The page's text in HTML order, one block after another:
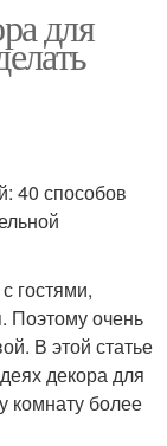
для
40 способов
гостями,
Поэтому очень
В этой статье
декора для
комнату более